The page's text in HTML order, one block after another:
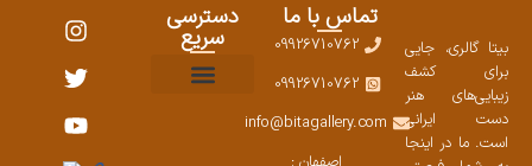
بیتا گالری، جایی
برای کشف
زیبایی‌های هنر
دست ایرانی
است. ما در اینجا
تماس با ما
09926710762
09926710762
info@bitagallery.com
دسترسی
سریع